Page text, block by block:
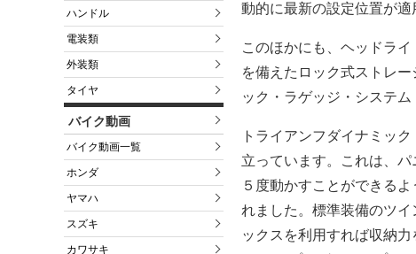
ハンドル
電装類
外装類
タイヤ
バイク動画
バイク動画一覧
ホンダ
ヤマハ
スズキ
カワサキ
動的に最新の設定位置が適
このほかにも、ヘッドラ
を備えたロック式ストレ
ック・ラゲッジ・システ
トライアンフダイナミッ
立っています。これは、
５度動かすことができる
れました。標準装備のツ
ックスを利用すれば収納